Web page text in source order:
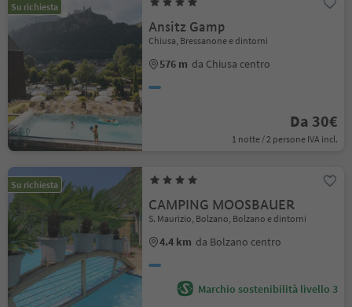
Su richiesta
Ansitz Gamp
Chiusa, Bressanone e dintorni
576 m da Chiusa centro
Da 30€
1 notte / 2 persone IVA incl.
Su richiesta
CAMPING MOOSBAUER
S. Maurizio, Bolzano, Bolzano e dintorni
4.4 km da Bolzano centro
Marchio sostenibilità livello 3